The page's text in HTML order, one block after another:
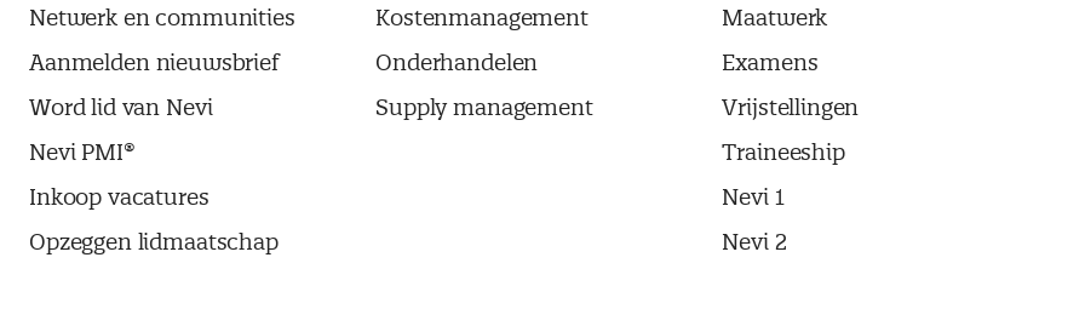
Netwerk en communities
Aanmelden nieuwsbrief
Word lid van Nevi
Nevi PMI®
Inkoop vacatures
Opzeggen lidmaatschap
Kostenmanagement
Onderhandelen
Supply management
Maatwerk
Examens
Vrijstellingen
Traineeship
Nevi 1
Nevi 2